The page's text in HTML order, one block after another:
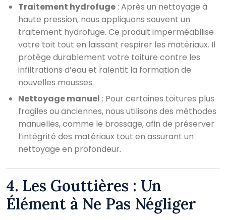
Traitement hydrofuge : Après un nettoyage à
haute pression, nous appliquons souvent un
traitement hydrofuge. Ce produit imperméabilise
votre toit tout en laissant respirer les matériaux. Il
protège durablement votre toiture contre les
infiltrations d’eau et ralentit la formation de
nouvelles mousses.
Nettoyage manuel : Pour certaines toitures plus
fragiles ou anciennes, nous utilisons des méthodes
manuelles, comme le brossage, afin de préserver
l’intégrité des matériaux tout en assurant un
nettoyage en profondeur.
4. Les Gouttières : Un
Élément à Ne Pas Négliger